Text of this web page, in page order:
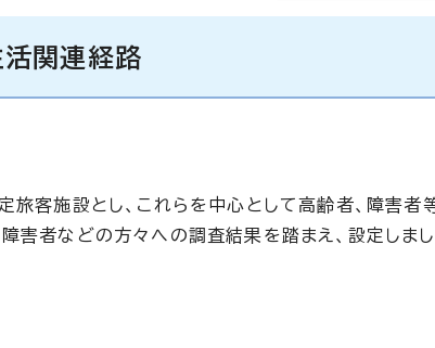
関連経路
客施設とし、これらを中心として高齢者、障害者
害者などの方々への調査結果を踏まえ、設定しまし